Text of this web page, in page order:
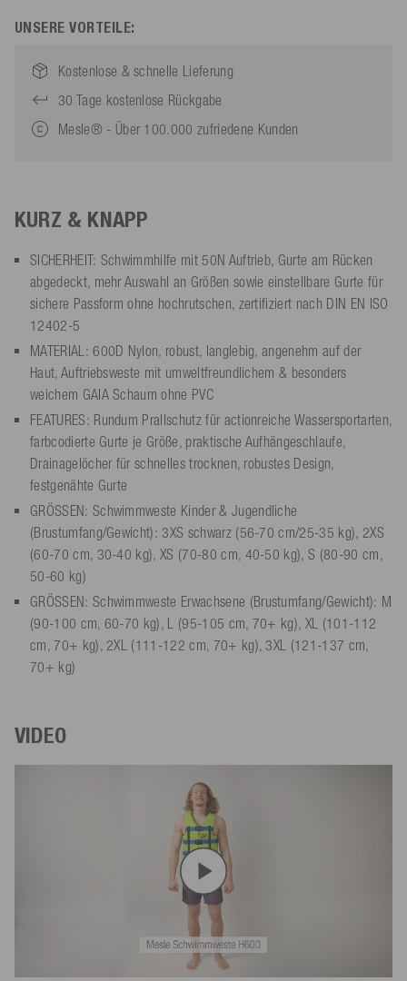
UNSERE VORTEILE:
Kostenlose & schnelle Lieferung
30 Tage kostenlose Rückgabe
Mesle® - Über 100.000 zufriedene Kunden
KURZ & KNAPP
SICHERHEIT: Schwimmhilfe mit 50N Auftrieb, Gurte am Rücken
abgedeckt, mehr Auswahl an Größen sowie einstellbare Gurte für
sichere Passform ohne hochrutschen, zertifiziert nach DIN EN ISO
12402-5
MATERIAL: 600D Nylon, robust, langlebig, angenehm auf der
Haut, Auftriebsweste mit umweltfreundlichem & besonders
weichem GAIA Schaum ohne PVC
FEATURES: Rundum Prallschutz für actionreiche Wassersportarten,
farbcodierte Gurte je Größe, praktische Aufhängeschlaufe,
Drainagelöcher für schnelles trocknen, robustes Design,
festgenähte Gurte
GRÖSSEN: Schwimmweste Kinder & Jugendliche
(Brustumfang/Gewicht): 3XS schwarz (56-70 cm/25-35 kg), 2XS
(60-70 cm, 30-40 kg), XS (70-80 cm, 40-50 kg), S (80-90 cm,
50-60 kg)
GRÖSSEN: Schwimmweste Erwachsene (Brustumfang/Gewicht): M
(90-100 cm, 60-70 kg), L (95-105 cm, 70+ kg), XL (101-112
cm, 70+ kg), 2XL (111-122 cm, 70+ kg), 3XL (121-137 cm,
70+ kg)
VIDEO